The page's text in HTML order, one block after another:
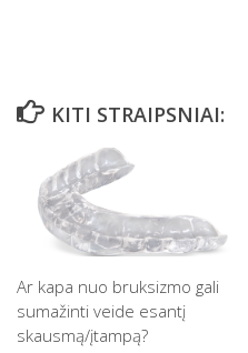
KITI STRAIPSNIAI:
Ar kapa nuo bruksizmo gali
sumažinti veide esantį
skausmą/įtampą?